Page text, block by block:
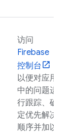
访问
Firebase
控制台
以便对应用
中的问题进
行跟踪、确
定优先解决
顺序并加以